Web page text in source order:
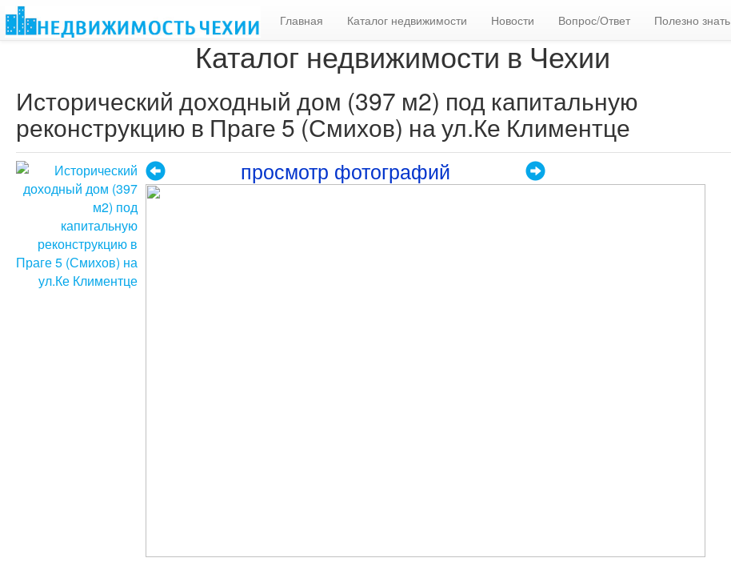
Главная Каталог недвижимости Новости Вопрос/Ответ Полезно знать
Каталог недвижимости в Чехии
Исторический доходный дом (397 м2) под капитальную
реконструкцию в Праге 5 (Смихов) на ул.Ке Климентце
просмотр фотографий